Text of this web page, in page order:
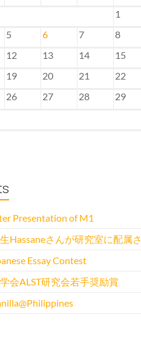
1
5 6 7 8
12 13 14 15
19 20 21 22
26 27 28 29
Presentation of M1
Hassaneさんが研究室に配属
Essay Contest
会ALST研究会若手奨励賞